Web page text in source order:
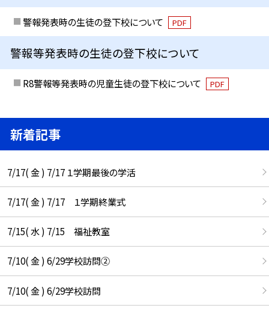
警報発表時の生徒の登下校について PDF
警報等発表時の生徒の登下校について
R8警報等発表時の児童生徒の登下校について PDF
新着記事
7/17( 金 ) 7/17 １学期最後の学活
7/17( 金 ) 7/17 １学期終業式
7/15( 水 ) 7/15 福祉教室
7/10( 金 ) 6/29学校訪問②
7/10( 金 ) 6/29学校訪問